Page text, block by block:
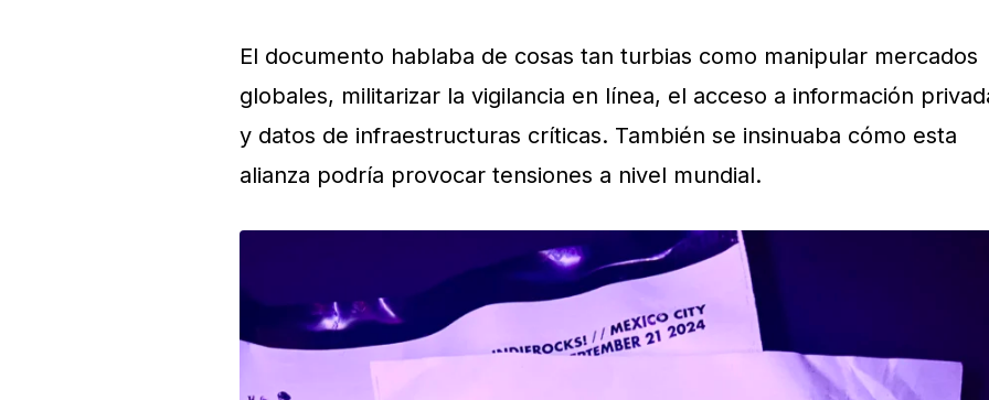
El documento hablaba de cosas tan turbias como manipular mercados
globales, militarizar la vigilancia en línea, el acceso a información
y datos de infraestructuras críticas. También se insinuaba cómo esta
alianza podría provocar tensiones a nivel mundial.